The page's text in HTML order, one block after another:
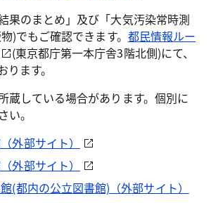
果のまとめ」及び「大気汚染常時測
)でもご確認できます。 都民情報ルー
(東京都庁第一本庁舎3階北側)にて、
ます。
蔵している場合があります。個別に
い。
外部サイト）
外部サイト）
(都内の公立図書館)（外部サイト）